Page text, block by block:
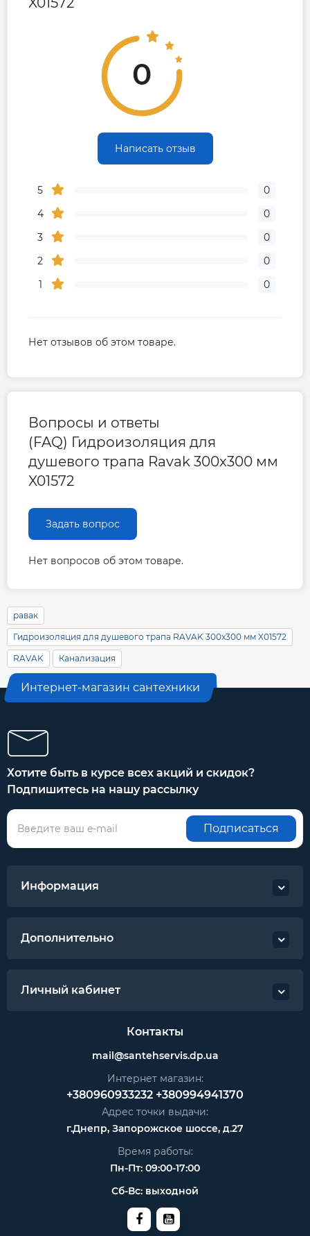
0
Написать отзыв
5
0
4
0
3
0
2
0
1
0
Нет отзывов об этом товаре.
Вопросы и ответы
(FAQ) Гидроизоляция для
душевого трапа Ravak 300x300 мм
X01572
Задать вопрос
Нет вопросов об этом товаре.
равак
Гидроизоляция для душевого трапа RAVAK 300x300 мм X01572
RAVAK Канализация
Интернет-магазин сантехники
Хотите быть в курсе всех акций и скидок?
Подпишитесь на нашу рассылку
Подписаться
Информация
Дополнительно
Личный кабинет
Контакты
mail@santehservis.dp.ua
Интернет магазин:
+380960933232 +380994941370
Адрес точки выдачи:
г.Днепр, Запорожское шоссе, д.27
Время работы:
Пн-Пт: 09:00-17:00
Сб-Вс: выходной